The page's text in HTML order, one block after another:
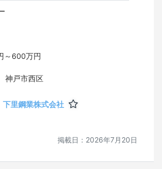
～600万円
神戸市西区
下里鋼業株式会社
掲載日： 2026年7月20日